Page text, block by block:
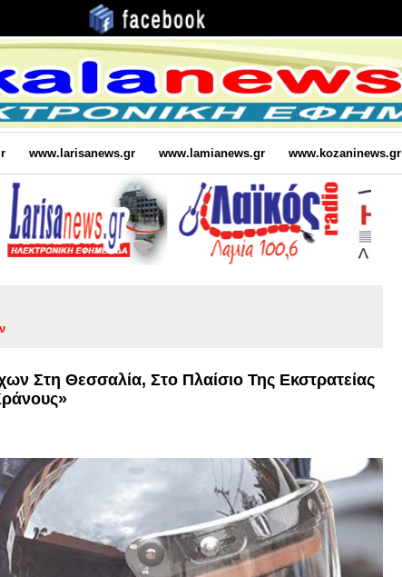
www.larisanews.gr www.lamianews.gr www.kozaninews.gr
Στη Θεσσαλία, Στο Πλαίσιο Της Εκστρατείας